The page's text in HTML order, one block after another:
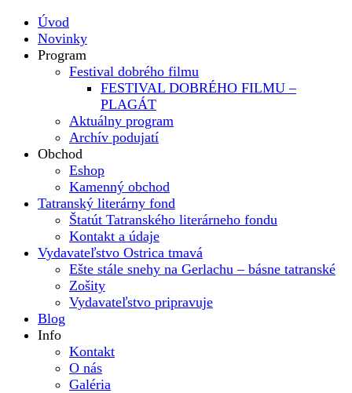
Úvod
Novinky
Program
Festival dobrého filmu
FESTIVAL DOBRÉHO FILMU –
PLAGÁT
Aktuálny program
Archív podujatí
Obchod
Eshop
Kamenný obchod
Tatranský literárny fond
Štatút Tatranského literárneho fondu
Kontakt a údaje
Vydavateľstvo Ostrica tmavá
Ešte stále snehy na Gerlachu – básne tatranské
Zošity
Vydavateľstvo pripravuje
Blog
Info
Kontakt
O nás
Galéria